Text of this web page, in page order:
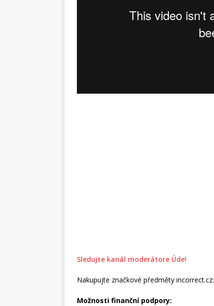
Sledujte kanál moderátore Úde!
Nakupujte značkové předměty incorrect.cz:
Možnosti finanční podpory: